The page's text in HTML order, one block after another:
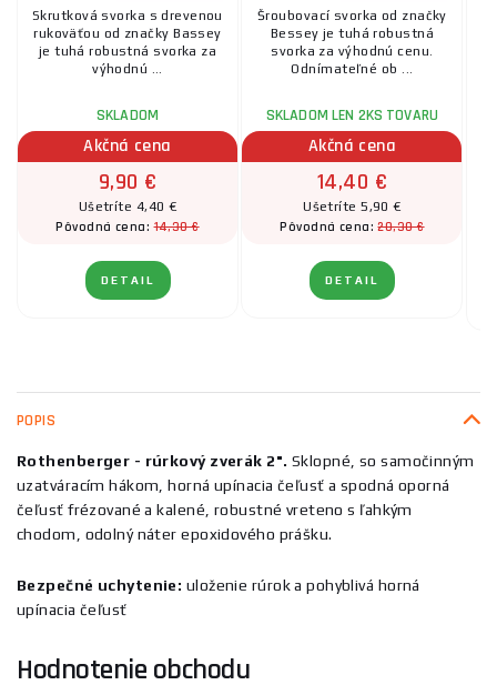
Skrutková svorka s drevenou
rukoväťou od značky Bassey
je tuhá robustná svorka za
výhodnú ...
SKLADOM
Akčná cena
9,90 €
Ušetríte 4,40 €
Pôvodná cena:14,30 €
DETAIL
Šroubovací svorka od značky
Bessey je tuhá robustná
svorka za výhodnú cenu.
Odnímateľné ob ...
SKLADOM LEN 2KS TOVARU
Akčná cena
14,40 €
Ušetríte 5,90 €
Pôvodná cena:20,30 €
DETAIL
POPIS
Rothenberger - rúrkový zverák 2". Sklopné, so samočinným
uzatváracím hákom, horná upínacia čeľusť a spodná oporná
čeľusť frézované a kalené, robustné vreteno s ľahkým
chodom, odolný náter epoxidového prášku.
Bezpečné uchytenie: uloženie rúrok a pohyblivá horná
upínacia čeľusť
Hodnotenie obchodu